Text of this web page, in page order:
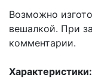
Возможно
вешалкой. При
комментарии.
Характеристики: